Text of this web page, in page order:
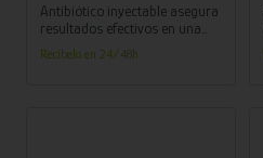
Antibiótico inyectable asegura
resultados efectivos en una
sola dosis, con su fórmula de
amplio espectro y alta
Recíbelo en 24/48h